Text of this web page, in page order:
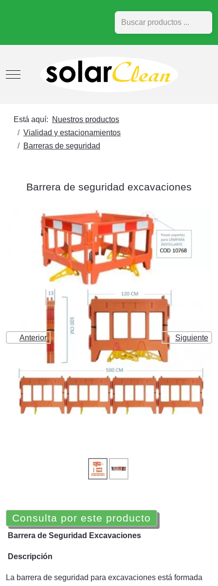
Buscar
Mobile Menu Toggle
Está aquí:
Nuestros productos
Vialidad y estacionamientos
Barreras de seguridad
Barrera de seguridad excavaciones
Anterior Siguiente
Consulta por este producto
Barrera de Seguridad Excavaciones
Descripción
La barrera de seguridad para excavaciones está formada